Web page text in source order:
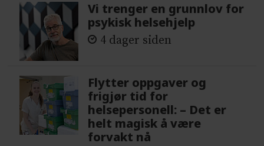
Vi trenger en grunnlov for
psykisk helsehjelp
4 dager siden
Flytter oppgaver og
frigjør tid for
helsepersonell: – Det er
helt magisk å være
forvakt nå